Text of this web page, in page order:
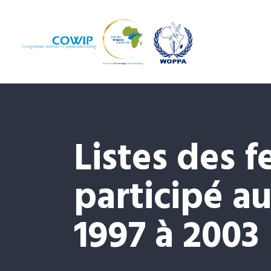
Listes des
participé
1997 à 2003